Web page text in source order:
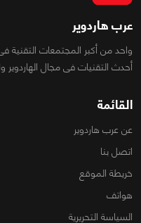
عرب هاردوير
واحد من أكبر المجتمعات
أحدث التقنيات فى مجال الهاردوير
القائمة
عن عرب هاردوير
اتصل بنا
خريطة الموقع
هواتف
السياسة التحريرية